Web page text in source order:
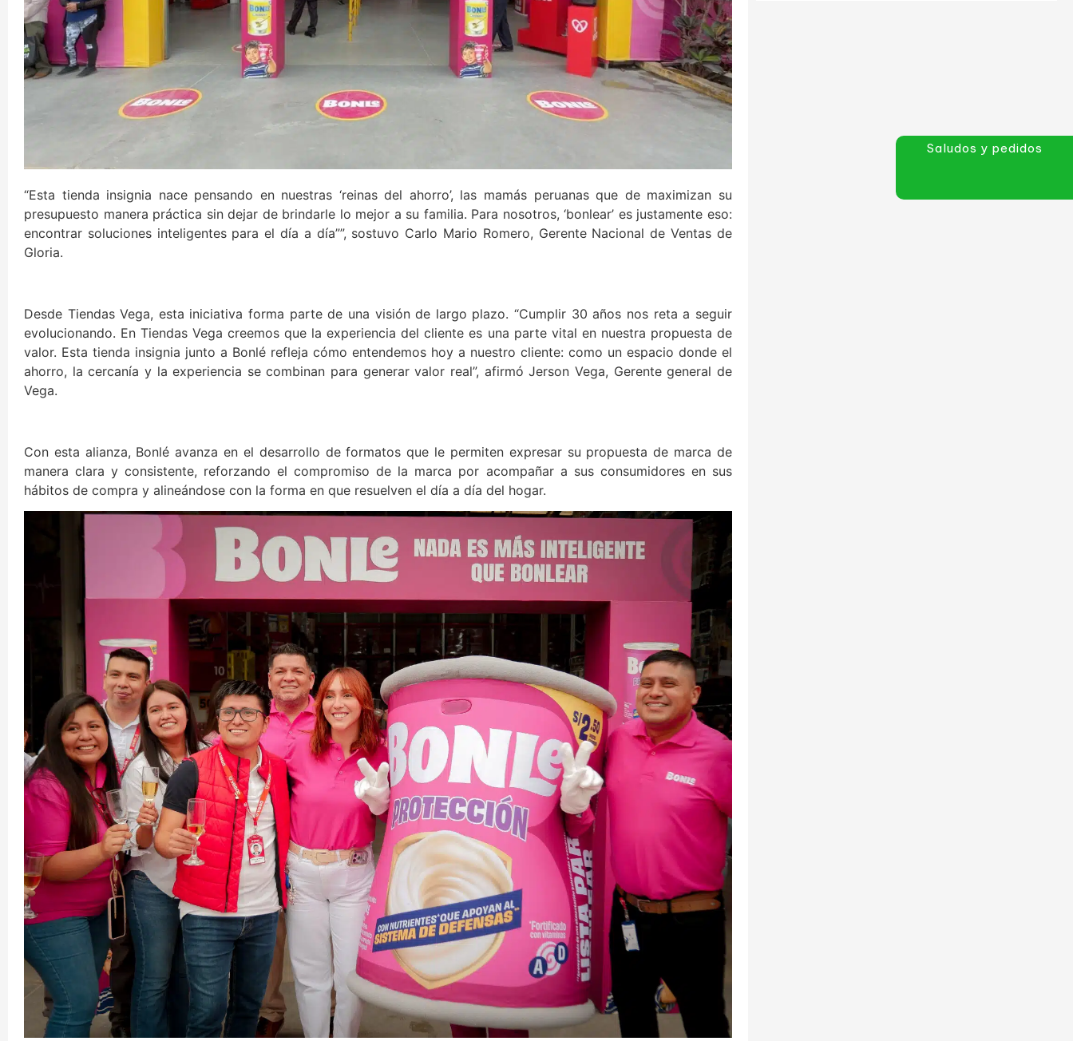
“Esta tienda insignia nace pensando en nuestras ‘reinas del ahorro’, las mamás peruanas que de maximizan su
presupuesto manera práctica sin dejar de brindarle lo mejor a su familia. Para nosotros, ‘bonlear’ es justamente eso:
encontrar soluciones inteligentes para el día a día””, sostuvo Carlo Mario Romero, Gerente Nacional de Ventas de
Gloria.
Desde Tiendas Vega, esta iniciativa forma parte de una visión de largo plazo. “Cumplir 30 años nos reta a seguir
evolucionando. En Tiendas Vega creemos que la experiencia del cliente es una parte vital en nuestra propuesta de
valor. Esta tienda insignia junto a Bonlé refleja cómo entendemos hoy a nuestro cliente: como un espacio donde el
ahorro, la cercanía y la experiencia se combinan para generar valor real”, afirmó Jerson Vega, Gerente general de
Vega.
Con esta alianza, Bonlé avanza en el desarrollo de formatos que le permiten expresar su propuesta de marca de
manera clara y consistente, reforzando el compromiso de la marca por acompañar a sus consumidores en sus
hábitos de compra y alineándose con la forma en que resuelven el día a día del hogar.
Saludos y pedidos